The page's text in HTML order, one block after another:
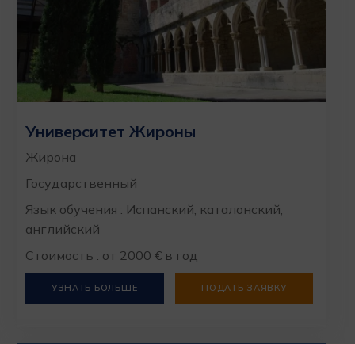
Университет Жироны
Жирона
Государственный
Язык обучения : Испанский, каталонский,
английский
Стоимость : от 2000 € в год
УЗНАТЬ БОЛЬШЕ ПОДАТЬ ЗАЯВКУ